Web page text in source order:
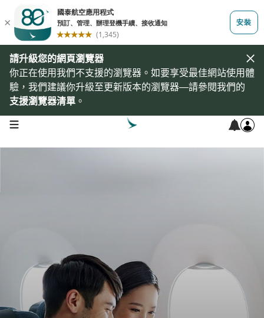
請升級您的網頁瀏覽器
你正在使用我們不支援的瀏覽器。如要享受最佳網站使用體
驗，我們建議你升級至更新版本的瀏覽器—請參閱我們的
支援瀏覽器清單 。
open navigation menu